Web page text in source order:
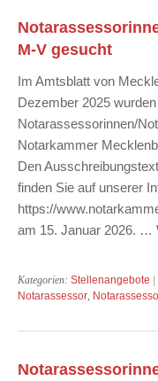
M-V gesucht
Im Amtsblatt von
Dezember 2025
Notarassessorinnen/
Notarkammer
Den
finden Sie auf unserer
https://
am 15. Januar 2026. …
Kategorien: Stellenangebote
Notarassessor,